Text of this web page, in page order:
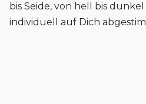
bis Seide, von hell bis dunkel
individuell auf Dich